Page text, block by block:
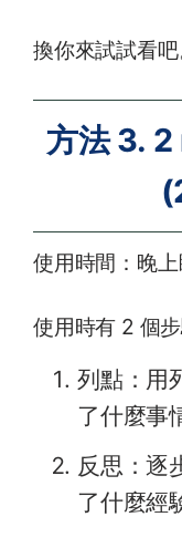
換你來試試看吧
方法 3.
使用時間：晚
使用時有 2 個步
列點：用
了什麼事
反思：逐
了什麼經